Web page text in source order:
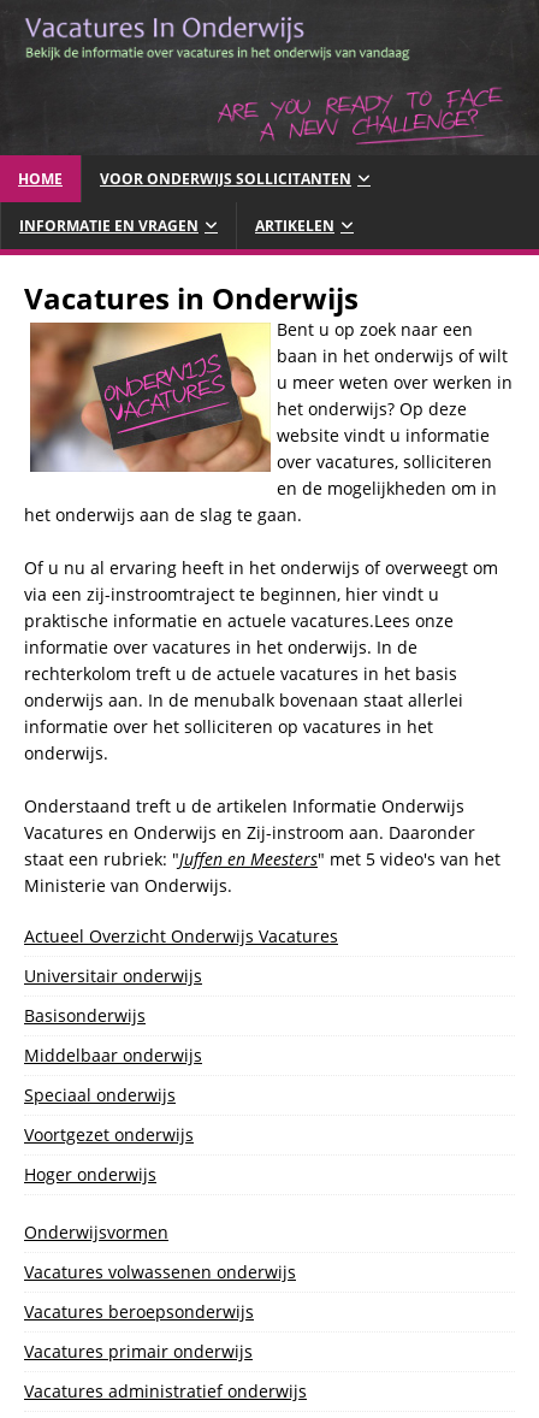
HOME VOOR ONDERWIJS SOLLICITANTEN
INFORMATIE EN VRAGEN ARTIKELEN
Vacatures in Onderwijs
Bent u op zoek naar een
baan in het onderwijs of wilt
u meer weten over werken in
het onderwijs? Op deze
website vindt u informatie
over vacatures, solliciteren
en de mogelijkheden om in
het onderwijs aan de slag te gaan.
Of u nu al ervaring heeft in het onderwijs of overweegt om
via een zij-instroomtraject te beginnen, hier vindt u
praktische informatie en actuele vacatures.Lees onze
informatie over vacatures in het onderwijs. In de
rechterkolom treft u de actuele vacatures in het basis
onderwijs aan. In de menubalk bovenaan staat allerlei
informatie over het solliciteren op vacatures in het
onderwijs.
Onderstaand treft u de artikelen Informatie Onderwijs
Vacatures en Onderwijs en Zij-instroom aan. Daaronder
staat een rubriek: "Juffen en Meesters" met 5 video's van het
Ministerie van Onderwijs.
Actueel Overzicht Onderwijs Vacatures
Universitair onderwijs
Basisonderwijs
Middelbaar onderwijs
Speciaal onderwijs
Voortgezet onderwijs
Hoger onderwijs
Onderwijsvormen
Vacatures volwassenen onderwijs
Vacatures beroepsonderwijs
Vacatures primair onderwijs
Vacatures administratief onderwijs